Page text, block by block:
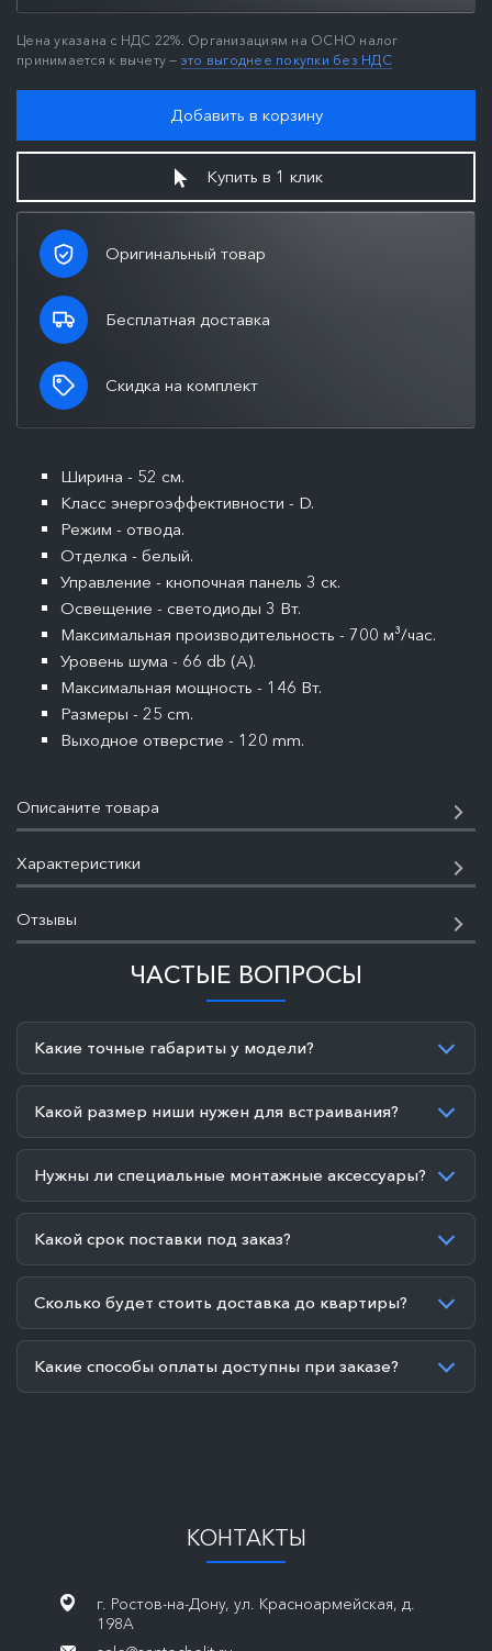
Цена указана с НДС 22%. Организациям на ОСНО налог
принимается к вычету — это выгоднее покупки без НДС
Добавить в корзину
Купить в 1 клик
Оригинальный товар
Бесплатная доставка
Скидка на комплект
Ширина - 52 см.
Класс энергоэффективности - D.
Режим - отвода.
Отделка - белый.
Управление - кнопочная панель 3 ск.
Освещение - светодиоды 3 Вт.
Максимальная производительность - 700 м³/час.
Уровень шума - 66 db (A).
Максимальная мощность - 146 Вт.
Размеры - 25 cm.
Выходное отверстие - 120 mm.
Описаните товара
Характеристики
Отзывы
ЧАСТЫЕ ВОПРОСЫ
Какие точные габариты у модели?
Какой размер ниши нужен для встраивания?
Нужны ли специальные монтажные аксессуары?
Какой срок поставки под заказ?
Сколько будет стоить доставка до квартиры?
Какие способы оплаты доступны при заказе?
КОНТАКТЫ
г. Ростов-на-Дону, ул. Красноармейская, д.
198А